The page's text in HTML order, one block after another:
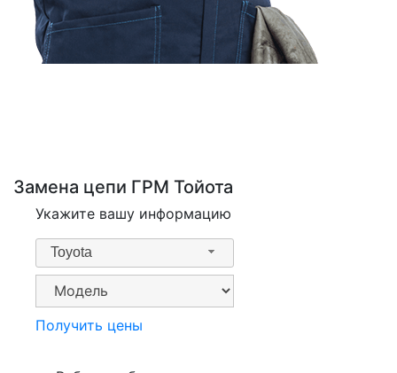
Замена цепи ГРМ Тойота
Укажите вашу информацию
Toyota
Получить цены